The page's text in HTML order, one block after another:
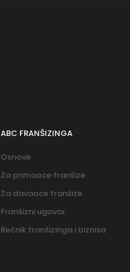
ABC FRANŠIZINGA
Osnove
Za primaoce franšize
Za davaoce franšize
Franšizni ugovor
Rečnik franšizinga i biznisa